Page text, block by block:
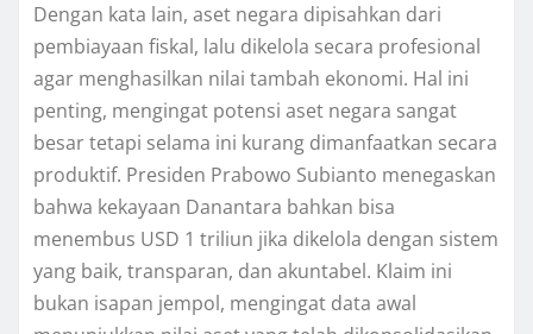
Dengan kata lain, aset negara dipisahkan dari
pembiayaan fiskal, lalu dikelola secara profesional
agar menghasilkan nilai tambah ekonomi. Hal ini
penting, mengingat potensi aset negara sangat
besar tetapi selama ini kurang dimanfaatkan secara
produktif. Presiden Prabowo Subianto menegaskan
bahwa kekayaan Danantara bahkan bisa
menembus USD 1 triliun jika dikelola dengan sistem
yang baik, transparan, dan akuntabel. Klaim ini
bukan isapan jempol, mengingat data awal